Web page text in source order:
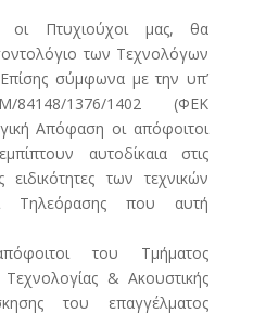
οι Πτυχιούχοι μας, θα
των Τεχνολόγων
σύμφωνα με την υπ’
84148/1376/1402 (ΦΕΚ
Απόφαση οι απόφοιτοι
αυτοδίκαια στις
ειδικότητες των τεχνικών
Τηλεόρασης που αυτή
του Τμήματος
& Ακουστικής
του επαγγέλματος